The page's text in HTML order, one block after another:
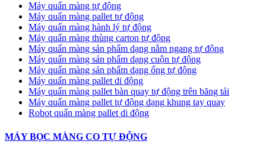
Máy quấn màng tự động
​Máy quấn màng pallet tự động
Máy quấn màng hành lý tự động
Máy quấn màng thùng carton tự động
Máy quấn màng sản phẩm dạng nằm ngang tự động
Máy quấn màng sản phẩm dạng cuộn tự động
Máy quấn màng sản phẩm dạng ống tự động
Máy quấn màng pallet di động
Máy quấn màng pallet bàn quay tự động trên băng tải
Máy quấn màng pallet tự động dạng khung tay quay
Robot quấn màng pallet di động
MÁY BỌC MÀNG CO TỰ ĐỘNG